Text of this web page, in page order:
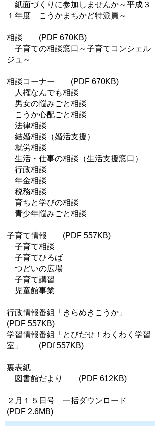
紙面づくりに参加しませんか～平成３
１年度 こうかまちかど特派員～
相談 (PDF 670KB)
子育ての相談窓口～子育てコンシェル
ジュ～
相談コーナー (PDF 670KB)
人権なんでも相談
男女の悩みごと相談
こうか心配ごと相談
法律相談
結婚相談（婚活支援）
就労相談
生活・仕事の相談（生活支援窓口）
行政相談
年金相談
税務相談
育ちと学びの相談
青少年悩みごと相談
子育て情報
(PDF 557KB)
子育て相談
子育てひろば
つどいの広場
子育て講習
児童館事業
行政情報番組「きらめきこうか」
(PDF 557KB)
学習情報番組「とびだせ！わくわく学習
室」
(PDf 557KB)
裏表紙
図書館だより
(PDF 612KB)
２月１５日号 一括ダウンロード
(PDF 2.6MB)